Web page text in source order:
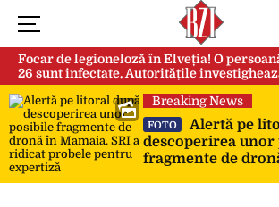
Focar de legioneloză în Elveția! O
26 sunt infectate. Autoritățile
contaminării
Breaking News
FOTO
Alertă pe
descoperirea unor
fragmente de